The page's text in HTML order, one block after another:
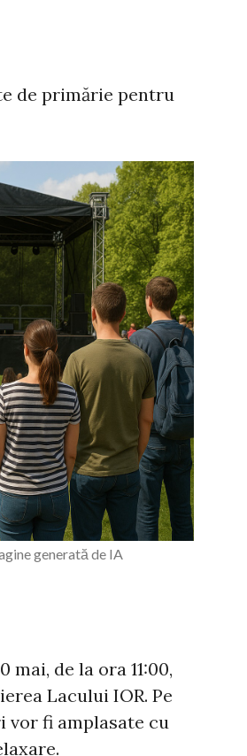
de primărie pentru
generată de IA
de la ora 11:00,
Lacului IOR. Pe
fi amplasate cu